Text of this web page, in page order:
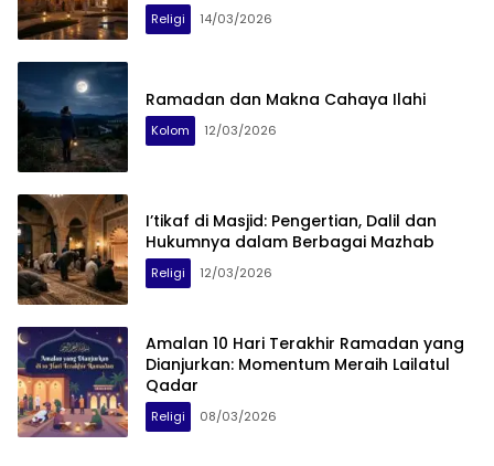
Religi 14/03/2026
Ramadan dan Makna Cahaya Ilahi
Kolom 12/03/2026
I’tikaf di Masjid: Pengertian, Dalil dan
Hukumnya dalam Berbagai Mazhab
Religi 12/03/2026
Amalan 10 Hari Terakhir Ramadan yang
Dianjurkan: Momentum Meraih Lailatul
Qadar
Religi 08/03/2026